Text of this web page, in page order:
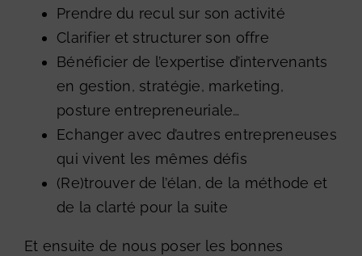
Prendre du recul sur son activité
Clarifier et structurer son offre
Bénéficier de l’expertise d’intervenants
en gestion, stratégie, marketing,
posture entrepreneuriale…
Echanger avec d’autres entrepreneuses
qui vivent les mêmes défis
(Re)trouver de l’élan, de la méthode et
de la clarté pour la suite
Et ensuite de nous poser les bonnes